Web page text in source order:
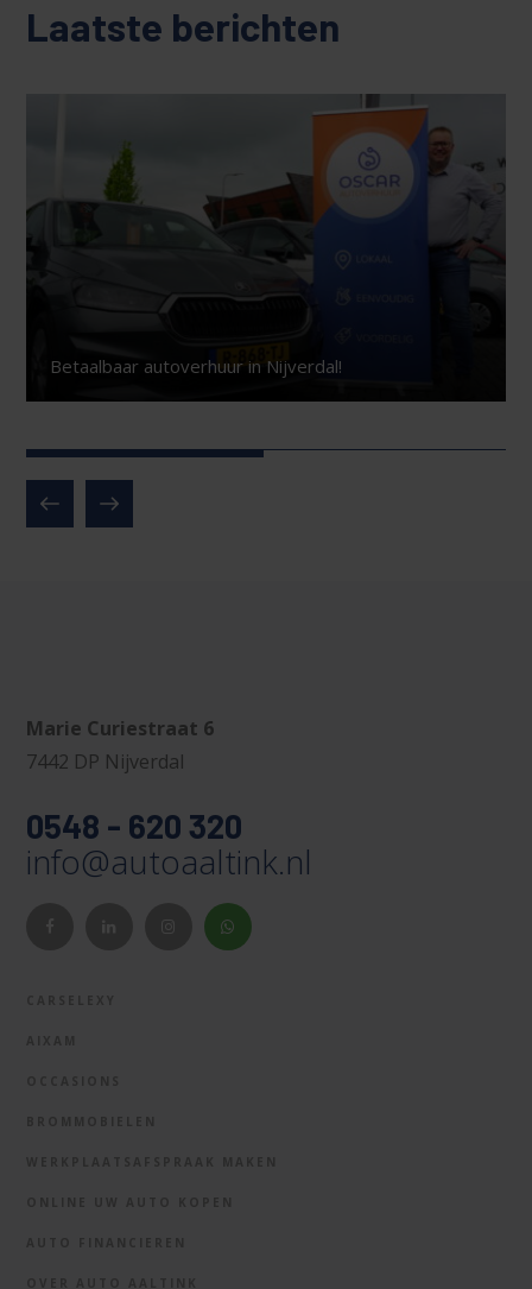
Laatste berichten
Betaalbaar autoverhuur in Nijverdal!
Marie Curiestraat 6
7442 DP Nijverdal
0548 - 620 320
info@autoaaltink.nl